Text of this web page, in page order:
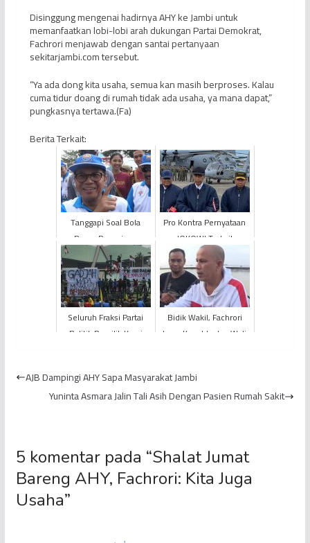
Disinggung mengenai hadirnya AHY ke Jambi untuk
memanfaatkan lobi-lobi arah dukungan Partai Demokrat,
Fachrori menjawab dengan santai pertanyaan
sekitarjambi.com tersebut.
“Ya ada dong kita usaha, semua kan masih berproses. Kalau
cuma tidur doang di rumah tidak ada usaha, ya mana dapat,”
pungkasnya tertawa.(Fa)
Berita Terkait:
Tanggapi Soal Bola
Panas Pengajuan
Cawagub, Fachrori
Malah Tertawa
Pro Kontra Pernyataan
JOKOWI Terkait
Presiden dan Menteri
Miliki Hak Kampanye
Seluruh Fraksi Partai
Politik Pemilik Kursi
Die...
Bidik Wakil, Fachrori
Incar Kapolda dan Wali
AJB Dampingi AHY Sapa Masyarakat Jambi
Yuninta Asmara Jalin Tali Asih Dengan Pasien Rumah Sakit
5 komentar pada “Shalat Jumat
Bareng AHY, Fachrori: Kita Juga
Usaha”